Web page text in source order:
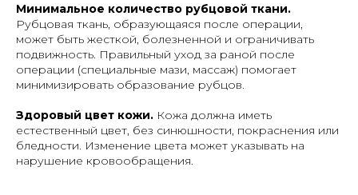
Минимальное количество рубцовой ткани.
Рубцовая ткань, образующаяся после операции,
может быть жесткой, болезненной и ограничивать
подвижность. Правильный уход за раной после
операции (специальные мази, массаж) помогает
минимизировать образование рубцов.
Здоровый цвет кожи. Кожа должна иметь
естественный цвет, без синюшности, покраснения или
бледности. Изменение цвета может указывать на
нарушение кровообращения.